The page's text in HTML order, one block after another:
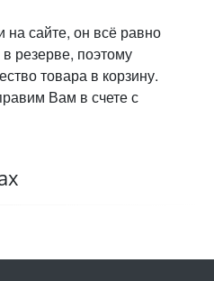
на сайте, он всё равно
резерве, поэтому
товара в корзину.
Вам в счете с